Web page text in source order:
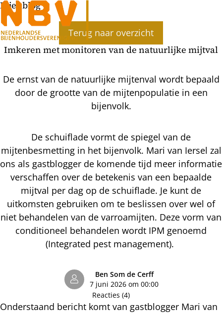
Bijenblog
Terug naar overzicht
Imkeren met monitoren van de natuurlijke mijtval
De ernst van de natuurlijke mijtenval wordt bepaald
door de grootte van de mijtenpopulatie in een
bijenvolk.
De schuiflade vormt de spiegel van de
mijtenbesmetting in het bijenvolk. Mari van Iersel zal
ons als gastblogger de komende tijd meer informatie
verschaffen over de betekenis van een bepaalde
mijtval per dag op de schuiflade. Je kunt de
uitkomsten gebruiken om te beslissen over wel of
niet behandelen van de varroamijten. Deze vorm van
conditioneel behandelen wordt IPM genoemd
(Integrated pest management).
Ben Som de Cerff
7 juni 2026 om 00:00
Reacties (4)
Onderstaand bericht komt van gastblogger Mari van